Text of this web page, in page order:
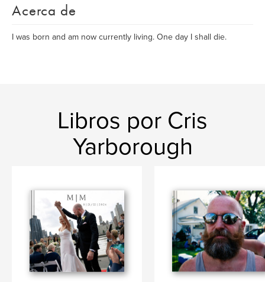
Acerca de
I was born and am now currently living. One day I shall die.
Libros por Cris
Yarborough